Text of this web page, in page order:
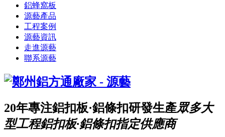
鋁蜂窩板
源藝產品
工程案例
源藝資訊
走進源藝
聯系源藝
20年專注鋁扣板·鋁條扣研發生產眾多大
型工程鋁扣板·鋁條扣指定供應商